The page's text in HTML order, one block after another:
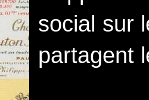
social sur
partagent
Loi du